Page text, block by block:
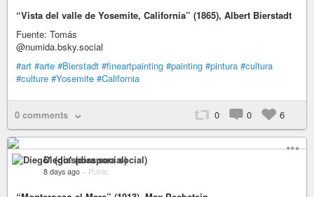
“Vista del valle de Yosemite, California” (1865), Albert Bierstadt
Fuente: Tomás
@numida.bsky.social
#art #arte #Bierstadt #fineartpainting #painting #pintura #cultura
#culture #Yosemite #California
0 comments 0 0 6
Diego* (diaspora social)
8 days ago – Public